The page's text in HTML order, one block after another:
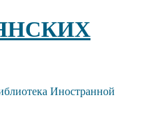
Иностранной